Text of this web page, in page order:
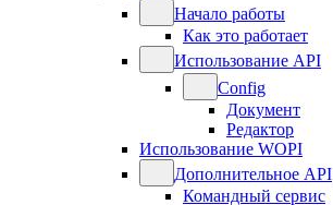
Начало работы
Как это работает
Использование API
Config
Документ
Редактор
Использование WOPI
Дополнительное API
Командный сервис